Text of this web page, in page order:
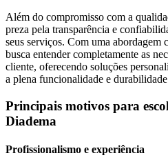
Além do compromisso com a
preza pela transparência e
seus serviços. Com uma abordagem
busca entender completamente as
cliente, oferecendo soluções
a plena funcionalidade e
Principais motivos para
Diadema
Profissionalismo e experiência